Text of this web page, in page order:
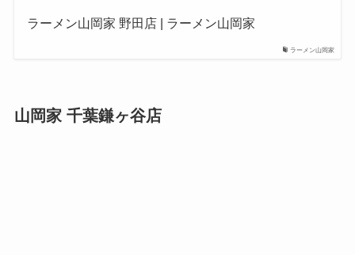
ラーメン山岡家
ラーメン山岡家 野田店 | ラーメン山岡家
山岡家 千葉鎌ヶ谷店